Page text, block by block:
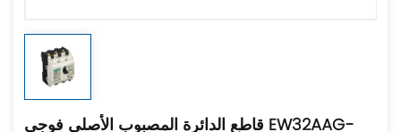
قاطع الدائرة المصبوب الأصلي فوجي EW32AAG-